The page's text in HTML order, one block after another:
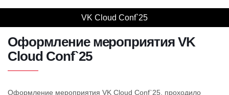
VK Cloud Conf`25
VK Cloud Conf`25
VK Cloud Conf`25
VK Cloud Conf`25
VK Cloud Conf`25
VK Cloud Conf`25
VK Cloud Conf`25
VK Cloud Conf`25
VK Cloud Conf`25
VK Cloud Conf`25
Оформление мероприятия VK
Cloud Conf`25
Оформление мероприятия VK Cloud Conf`25, проходило